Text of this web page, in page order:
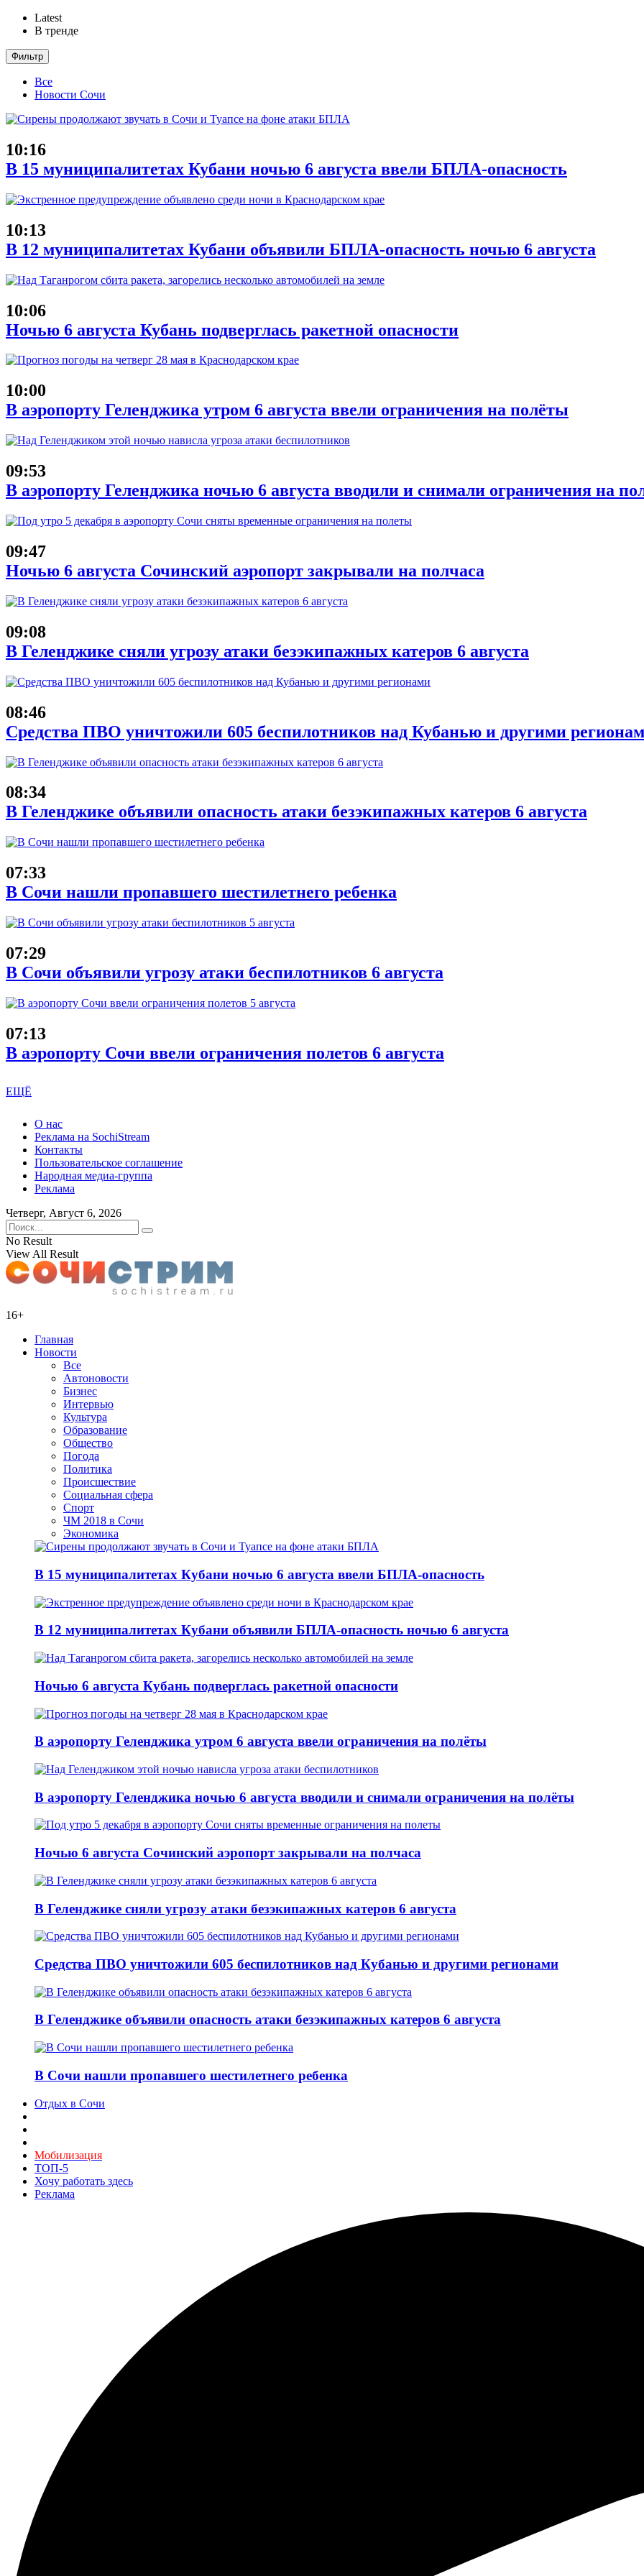
Latest
В тренде
Фильтр
Все
Новости Сочи
10:16
В 15 муниципалитетах Кубани ночью 6 августа ввели БПЛА-опасность
10:13
В 12 муниципалитетах Кубани объявили БПЛА-опасность ночью 6 августа
10:06
Ночью 6 августа Кубань подверглась ракетной опасности
10:00
В аэропорту Геленджика утром 6 августа ввели ограничения на полёты
09:53
В аэропорту Геленджика ночью 6 августа вводили и снимали ограничения на
09:47
Ночью 6 августа Сочинский аэропорт закрывали на полчаса
09:08
В Геленджике сняли угрозу атаки безэкипажных катеров 6 августа
08:46
Средства ПВО уничтожили 605 беспилотников над Кубанью и другими
08:34
В Геленджике объявили опасность атаки безэкипажных катеров 6 августа
07:33
В Сочи нашли пропавшего шестилетнего ребенка
07:29
В Сочи объявили угрозу атаки беспилотников 6 августа
07:13
В аэропорту Сочи ввели ограничения полетов 6 августа
ЕЩЁ
О нас
Реклама на SochiStream
Контакты
Пользовательское соглашение
Народная медиа-группа
Реклама
Четверг, Август 6, 2026
No Result
View All Result
16+
Главная
Новости
Все
Автоновости
Бизнес
Интервью
Культура
Образование
Общество
Погода
Политика
Происшествие
Социальная сфера
Спорт
ЧМ 2018 в Сочи
Экономика
В 15 муниципалитетах Кубани ночью 6 августа ввели БПЛА-опасность
В 12 муниципалитетах Кубани объявили БПЛА-опасность ночью 6 августа
Ночью 6 августа Кубань подверглась ракетной опасности
В аэропорту Геленджика утром 6 августа ввели ограничения на полёты
В аэропорту Геленджика ночью 6 августа вводили и снимали ограничения на полёты
Ночью 6 августа Сочинский аэропорт закрывали на полчаса
В Геленджике сняли угрозу атаки безэкипажных катеров 6 августа
Средства ПВО уничтожили 605 беспилотников над Кубанью и другими регионами
В Геленджике объявили опасность атаки безэкипажных катеров 6 августа
В Сочи нашли пропавшего шестилетнего ребенка
Отдых в Сочи
Мобилизация
ТОП-5
Хочу работать здесь
Реклама